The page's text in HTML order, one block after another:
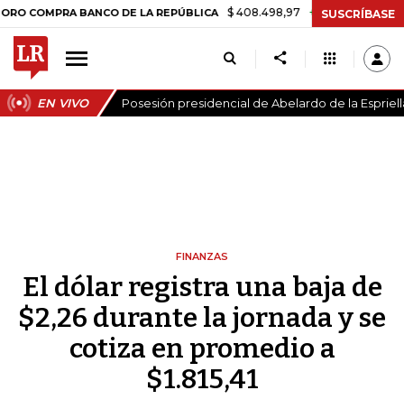
BANCO DE LA REPÚBLICA $ 408.498,97 +$ 8.753,81 +2,19%
SUSCRÍBASE
EN VIVO Posesión presidencial de Abelardo de la
FINANZAS
El dólar registra una baja de
$2,26 durante la jornada y se
cotiza en promedio a
$1.815,41